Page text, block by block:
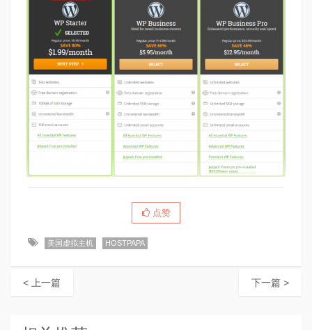
点赞
美国虚拟主机 HOSTPAPA
< 上一篇 下一篇 >